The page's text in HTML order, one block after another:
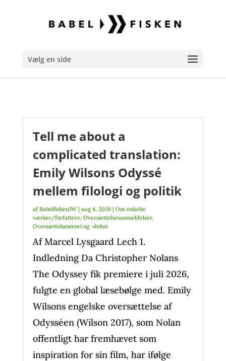
Vælg en side
Tell me about a
complicated translation:
Emily Wilsons Odyssé
mellem filologi og politik
afBabelfiskenJW| aug 4, 2026| Om enkelte
værker/forfattere, Oversættelsesanmeldelser,
Oversættelsesteori og -debat
Af Marcel Lysgaard Lech 1.
Indledning Da Christopher Nolans
The Odyssey fik premiere i juli 2026,
fulgte en global læsebølge med. Emily
Wilsons engelske oversættelse af
Odysséen (Wilson 2017), som Nolan
offentligt har fremhævet som
inspiration for sin film, har ifølge